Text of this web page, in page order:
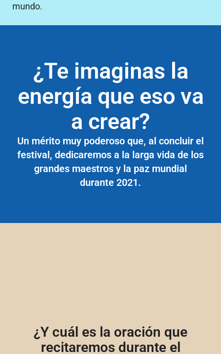
mundo.
¿Te imaginas la
energía que eso va
a crear?
Un mérito muy poderoso que, al concluir el
festival, dedicaremos a la larga vida de los
grandes maestros y la paz mundial
durante 2021.
¿Y cuál es la oración que
recitaremos durante el